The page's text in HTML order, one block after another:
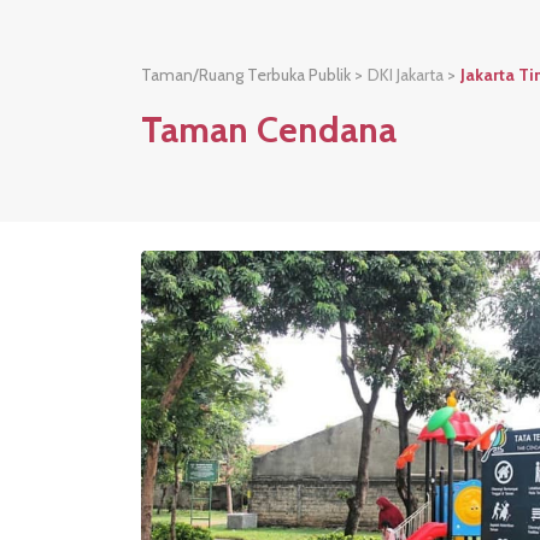
Taman/Ruang Terbuka Publik > DKI Jakarta > Jakarta
Taman Cendana